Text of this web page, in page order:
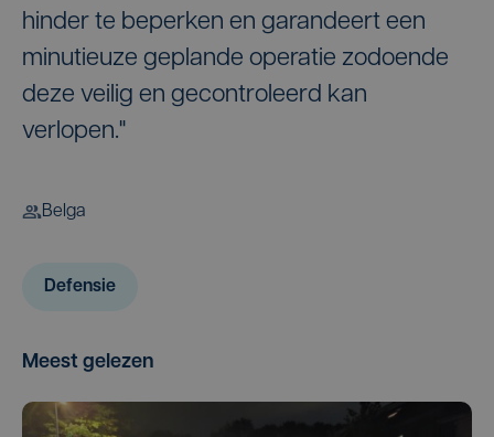
hinder te beperken en garandeert een
minutieuze geplande operatie zodoende
deze veilig en gecontroleerd kan
verlopen."
Belga
Defensie
Meest gelezen